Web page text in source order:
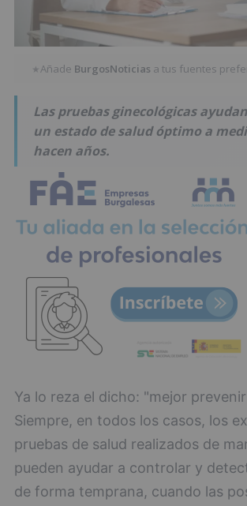
★Añade BurgosNoticias a tus fuentes
Las pruebas ginecológicas
un estado de salud óptimo a
hacen años.
Ya lo reza el dicho: "mejor
Siempre, en todos los casos, los
pruebas de salud realizados de
pueden ayudar a controlar y
de forma temprana, cuando las